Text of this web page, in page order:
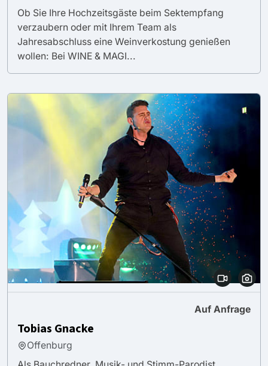
Ob Sie Ihre Hochzeitsgäste beim Sektempfang
verzaubern oder mit Ihrem Team als
Jahresabschluss eine Weinverkostung genießen
wollen: Bei WINE & MAGI...
Auf Anfrage
Tobias Gnacke
Offenburg